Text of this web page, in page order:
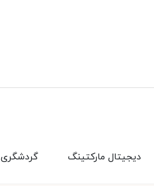
گردشگری دیجیتال مارکتینگ